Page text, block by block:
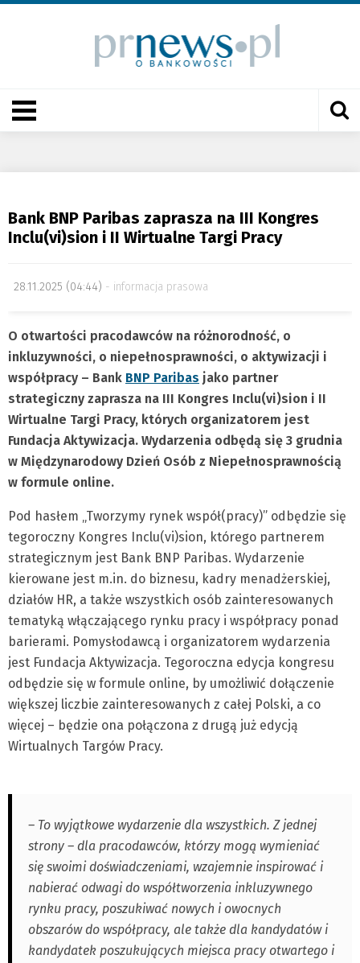
Bank BNP Paribas zaprasza na III Kongres
Inclu(vi)sion i II Wirtualne Targi Pracy
28.11.2025 (04:44) informacja prasowa
O otwartości pracodawców na różnorodność, o
inkluzywności, o niepełnosprawności, o aktywizacji i
współpracy – Bank BNP Paribas jako partner
strategiczny zaprasza na III Kongres Inclu(vi)sion i II
Wirtualne Targi Pracy, których organizatorem jest
Fundacja Aktywizacja. Wydarzenia odbędą się 3 grudnia
w Międzynarodowy Dzień Osób z Niepełnosprawnością
w formule online.
Pod hasłem „Tworzymy rynek współ(pracy)” odbędzie się
tegoroczny Kongres Inclu(vi)sion, którego partnerem
strategicznym jest Bank BNP Paribas. Wydarzenie
kierowane jest m.in. do biznesu, kadry menadżerskiej,
działów HR, a także wszystkich osób zainteresowanych
tematyką włączającego rynku pracy i współpracy ponad
barierami. Pomysłodawcą i organizatorem wydarzenia
jest Fundacja Aktywizacja. Tegoroczna edycja kongresu
odbędzie się w formule online, by umożliwić dołączenie
większej liczbie zainteresowanych z całej Polski, a co
więcej – będzie ona połączona z drugą już edycją
Wirtualnych Targów Pracy.
– To wyjątkowe wydarzenie dla wszystkich. Z jednej
strony – dla pracodawców, którzy mogą wymieniać
się swoimi doświadczeniami, wzajemnie inspirować i
nabierać odwagi do współtworzenia inkluzywnego
rynku pracy, poszukiwać nowych i owocnych
obszarów do współpracy, ale także dla kandydatów i
kandydatek poszukujących miejsca pracy otwartego i